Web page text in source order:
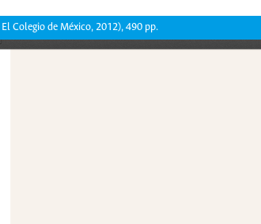
Colegio de México, 2012), 490 pp.